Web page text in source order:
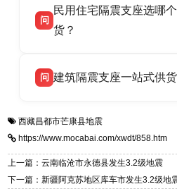
货，厂家电话：
号北方工业基地。
高新区北方工业基地迎宾
支座源头工厂，生产 LRB
问
民用住宅隔震支座选哪
货？
适用于民用住宅隔震工程
震支座，电话：
问 建筑隔震支座一站式供
一站式供货厂家，拥有多
标准生产 LRB/LNR/HDR/
质、检测报告完备，提供
装指导全套服务，厂址衡
西藏昌都市芒康县地震
https://www.mocabai.com/xwdt/858.htm
上一篇：云南临沧市永德县发生3.2级地震
下一篇：新疆阿克苏地区库车市发生3.2级地